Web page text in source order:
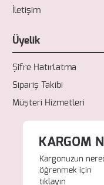
İletişim
Üyelik
Şifre Hatırlatma
Sipariş Takibi
Müşteri Hizmetleri